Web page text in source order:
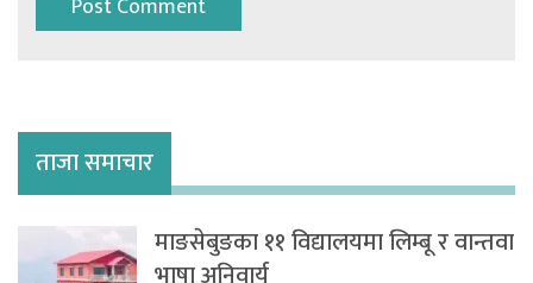
ताजा समाचार
माङसेबुङका ११ विद्यालयमा लिम्बू र वान्तवा